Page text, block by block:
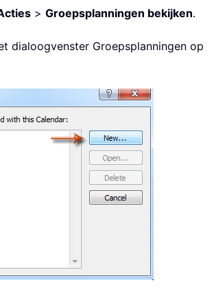
> Groepsplanningen bekijken.
dialoogvenster Groepsplanningen op